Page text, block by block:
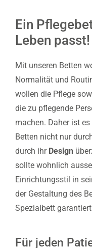
Ein
Leben passt!
Mit unseren Betten
Normalität und
wollen die Pflege
die zu pflegende
machen. Daher ist
Betten nicht nur
durch ihr Design
sollte wohnlich
Einrichtungsstil in
der Gestaltung des
Spezialbett
Für jeden